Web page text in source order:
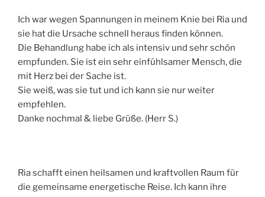
Ich war wegen Spannungen in meinem Knie bei Ria und
sie hat die Ursache schnell heraus finden können.
Die Behandlung habe ich als intensiv und sehr schön
empfunden. Sie ist ein sehr einfühlsamer Mensch, die
mit Herz bei der Sache ist.
Sie weiß, was sie tut und ich kann sie nur weiter
empfehlen.
Danke nochmal & liebe Grüße. (Herr S.)
Ria schafft einen heilsamen und kraftvollen Raum für
die gemeinsame energetische Reise. Ich kann ihre